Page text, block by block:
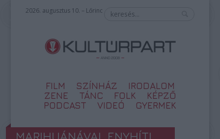
2026. augusztus 10. – Lőrinc
FILM SZÍNHÁZ
IRODALOM
ZENE
TÁNC FOLK
KÉPZŐ
PODCAST
VIDEÓ GYERMEK
MARIHUÁNÁVAL ENYHÍTI